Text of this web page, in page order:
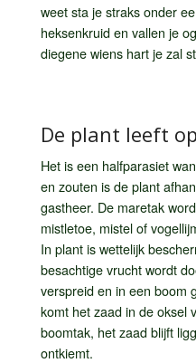
weet sta je straks onder
heksenkruid en vallen je
diegene wiens hart je zal
De plant leeft
Het is een halfparasiet
en zouten is de plant
gastheer. De maretak
mistletoe, mistel of
In plant is wettelijk
besachtige vrucht wordt
verspreid en in een boom
komt het zaad in de oksel
boomtak, het zaad blijft
ontkiemt.